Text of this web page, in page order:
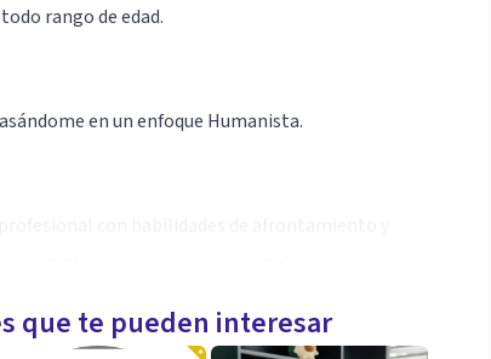
rango de edad.
en un enfoque Humanista.
complejas, facilidad para el análisis de
que te pueden interesar